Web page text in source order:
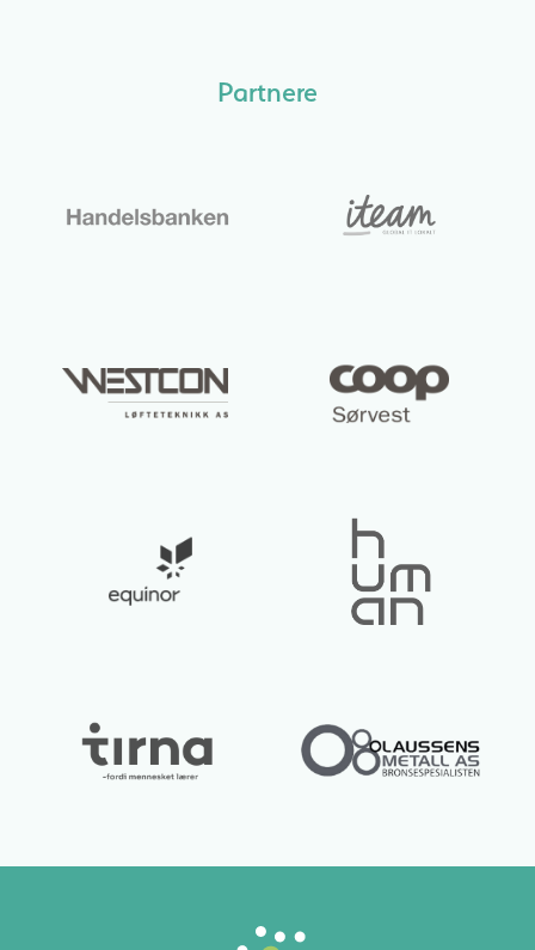
Partnere